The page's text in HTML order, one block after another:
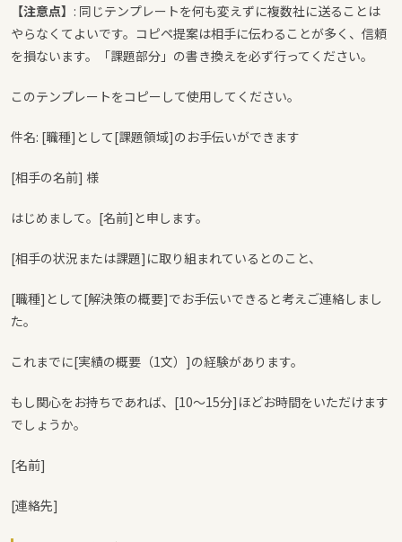
【注意点】 : 同じテンプレートを何も変えずに複数社に送ることは
やらなくてよいです。コピペ提案は相手に伝わることが多く、信頼
を損ないます。「課題部分」の書き換えを必ず行ってください。
このテンプレートをコピーして使用してください。
件名: [職種]として[課題領域]のお手伝いができます
[相手の名前] 様
はじめまして。[名前]と申します。
[相手の状況または課題]に取り組まれているとのこと、
[職種]として[解決策の概要]でお手伝いできると考えご連絡しまし
た。
これまでに[実績の概要（1文）]の経験があります。
もし関心をお持ちであれば、[10〜15分]ほどお時間をいただけます
でしょうか。
[名前]
[連絡先]